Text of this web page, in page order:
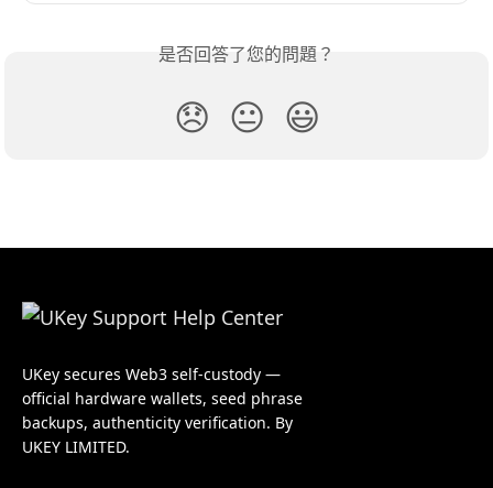
是否回答了您的問題？
😞 😐 😃
UKey secures Web3 self-custody —
official hardware wallets, seed phrase
backups, authenticity verification. By
UKEY LIMITED.